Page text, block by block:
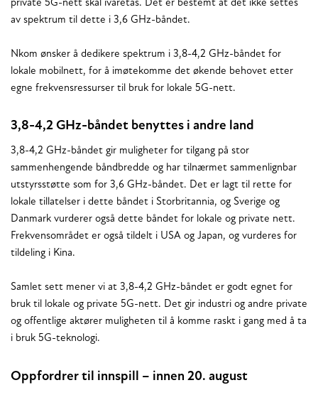
private 5G-nett skal ivaretas. Det er bestemt at det ikke settes
av spektrum til dette i 3,6 GHz-båndet.
Nkom ønsker å dedikere spektrum i 3,8-4,2 GHz-båndet for
lokale mobilnett, for å imøtekomme det økende behovet etter
egne frekvensressurser til bruk for lokale 5G-nett.
3,8-4,2 GHz-båndet benyttes i andre land
3,8-4,2 GHz-båndet gir muligheter for tilgang på stor
sammenhengende båndbredde og har tilnærmet sammenlignbar
utstyrsstøtte som for 3,6 GHz-båndet. Det er lagt til rette for
lokale tillatelser i dette båndet i Storbritannia, og Sverige og
Danmark vurderer også dette båndet for lokale og private nett.
Frekvensområdet er også tildelt i USA og Japan, og vurderes for
tildeling i Kina.
Samlet sett mener vi at 3,8-4,2 GHz-båndet er godt egnet for
bruk til lokale og private 5G-nett. Det gir industri og andre private
og offentlige aktører muligheten til å komme raskt i gang med å ta
i bruk 5G-teknologi.
Oppfordrer til innspill – innen 20. august